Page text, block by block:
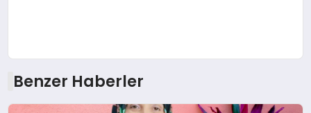
Benzer Haberler